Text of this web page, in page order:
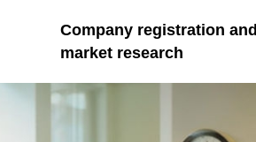
Company registration and
market research